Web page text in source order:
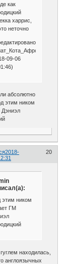
как
харрис,
неточно
09-06
абсолютно
этим ником
Дэниэл
20
2018-
этим ником
ГМ
находилась,
англоязычных